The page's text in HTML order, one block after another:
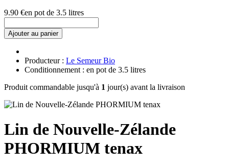
9.90 €en pot de 3.5 litres
Ajouter au panier
Producteur : Le Semeur Bio
Conditionnement : en pot de 3.5 litres
Produit commandable jusqu'à 1 jour(s) avant la livraison
Lin de Nouvelle-Zélande
PHORMIUM tenax